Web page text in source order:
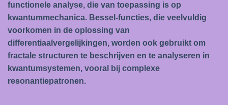
functionele analyse, die van toepassing is op
kwantummechanica. Bessel-functies, die veelvuldig
voorkomen in de oplossing van
differentiaalvergelijkingen, worden ook gebruikt om
fractale structuren te beschrijven en te analyseren in
kwantumsystemen, vooral bij complexe
resonantiepatronen.